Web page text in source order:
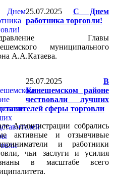
25.07.2025
С Днем
работника торговли!
Главы
муниципального
А.А.Катаева.
25.07.2025
В
Кинешемском районе
чествовали лучших
сферы торговли
Администрации собрались
активные и отзывчивые
и работники
чьи заслуги и усилия
в масштабе всего